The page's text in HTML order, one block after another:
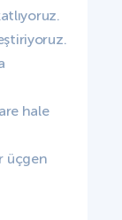
hale
üçgen